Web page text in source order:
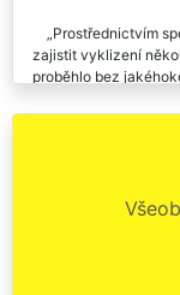
Prostřednictvím
zajistit vyklizení
proběhlo bez
Moc moc děkuju
Už dvakrát jsem
Jednou jsem se s
společnost